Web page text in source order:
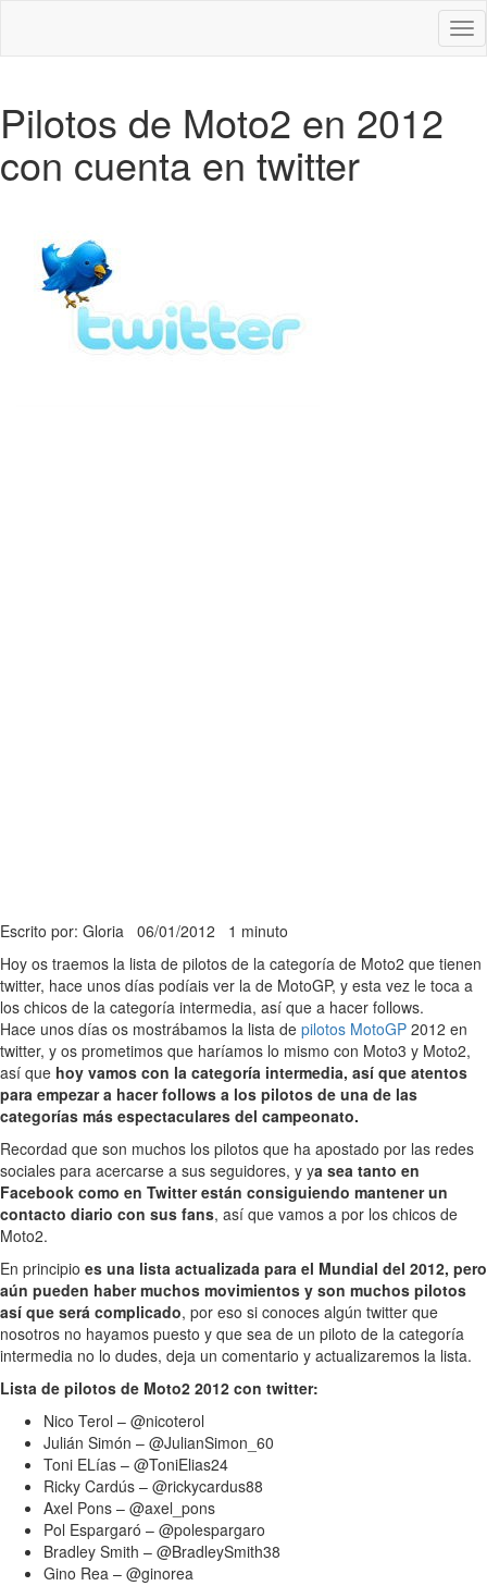
Pilotos de Moto2 en 2012
con cuenta en twitter
Escrito por: Gloria 06/01/2012 1 minuto
Hoy os traemos la lista de pilotos de la categoría de Moto2 que tienen
twitter, hace unos días podíais ver la de MotoGP, y esta vez le toca a
los chicos de la categoría intermedia, así que a hacer follows.
Hace unos días os mostrábamos la lista de pilotos MotoGP 2012 en
twitter, y os prometimos que haríamos lo mismo con Moto3 y Moto2,
así que hoy vamos con la categoría intermedia, así que atentos
para empezar a hacer follows a los pilotos de una de las
categorías más espectaculares del campeonato.
Recordad que son muchos los pilotos que ha apostado por las redes
sociales para acercarse a sus seguidores, y ya sea tanto en
Facebook como en Twitter están consiguiendo mantener un
contacto diario con sus fans, así que vamos a por los chicos de
Moto2.
En principio es una lista actualizada para el Mundial del 2012, pero
aún pueden haber muchos movimientos y son muchos pilotos
así que será complicado, por eso si conoces algún twitter que
nosotros no hayamos puesto y que sea de un piloto de la categoría
intermedia no lo dudes, deja un comentario y actualizaremos la lista.
Lista de pilotos de Moto2 2012 con twitter:
Nico Terol – @nicoterol
Julián Simón – @JulianSimon_60
Toni ELías – @ToniElias24
Ricky Cardús – @rickycardus88
Axel Pons – @axel_pons
Pol Espargaró – @polespargaro
Bradley Smith – @BradleySmith38
Gino Rea – @ginorea